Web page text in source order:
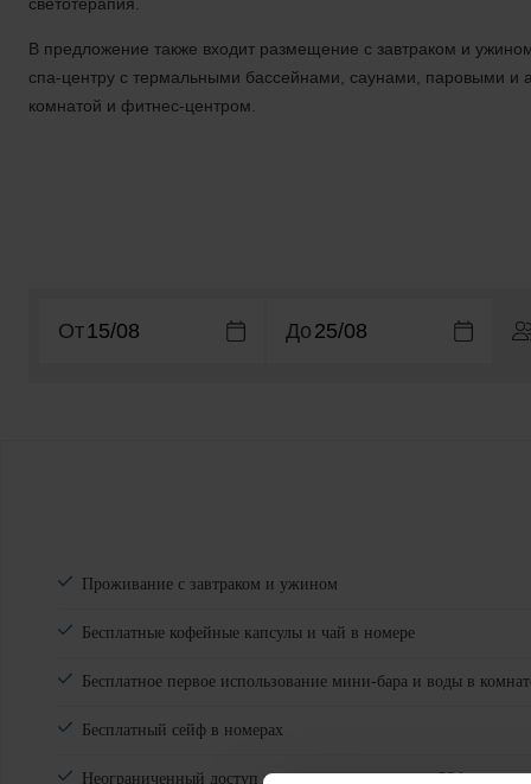
В предложение также входит размещение с завтраком и
спа-центру с термальными бассейнами, саунами, паровыми и
комнатой и фитнес-центром.
От До
Проживание с завтраком и ужином
Бесплатные кофейные капсулы и чай в номере
Бесплатное первое использование мини-бара и воды в
Бесплатный сейф в номерах
Неограниченный доступ к здоровому источнику SPA: